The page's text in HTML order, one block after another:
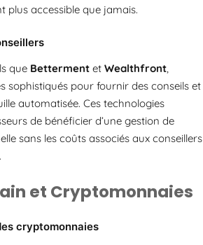
plus accessible que jamais.
que Betterment et Wealthfront,
sophistiqués pour fournir des conseils et
automatisée. Ces technologies
de bénéficier d’une gestion de
sans les coûts associés aux conseillers
et Cryptomonnaies
cryptomonnaies